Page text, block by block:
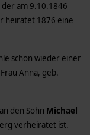
am 9.10.1846
heiratet 1876 eine
schon wieder einer
Anna, geb.
den Sohn Michael
verheiratet ist.